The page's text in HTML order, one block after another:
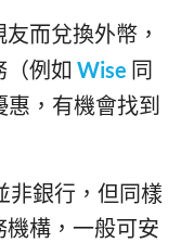
而兌換外幣，
例如 Wise 同
，有機會找到
非銀行，但同樣
構，一般可安